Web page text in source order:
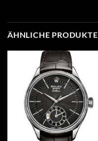
ÄHNLICHE PRODUKTE